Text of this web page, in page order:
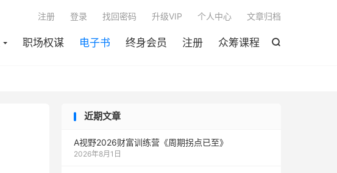

职场权谋 电子书 终身会员 注册 众筹课程
注册 登录 找回密码 升级VIP 个人中心 文章归档
近期文章
A视野2026财富训练营《周期拐点已至》
2026年8月1日